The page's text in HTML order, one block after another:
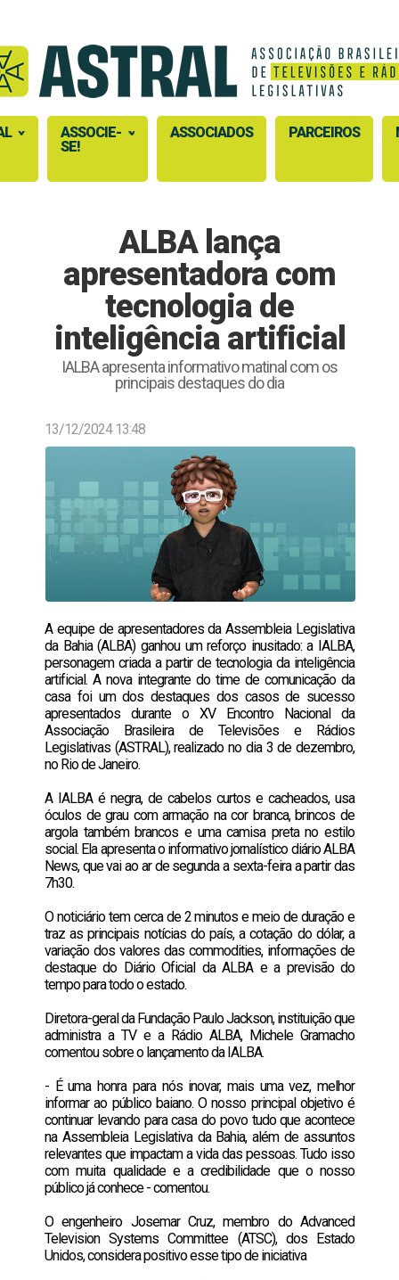
ASSOCIE-
SE!
ASSOCIADOS PARCEIROS
ALBA lança
apresentadora com
tecnologia de
inteligência artificial
IALBA apresenta informativo matinal com os
principais destaques do dia
13/12/2024 13:48
A equipe de apresentadores da Assembleia Legislativa
da Bahia (ALBA) ganhou um reforço inusitado: a IALBA,
personagem criada a partir de tecnologia da inteligência
artificial. A nova integrante do time de comunicação da
casa foi um dos destaques dos casos de sucesso
apresentados durante o XV Encontro Nacional da
Associação Brasileira de Televisões e Rádios
Legislativas (ASTRAL), realizado no dia 3 de dezembro,
no Rio de Janeiro.
A IALBA é negra, de cabelos curtos e cacheados, usa
óculos de grau com armação na cor branca, brincos de
argola também brancos e uma camisa preta no estilo
social. Ela apresenta o informativo jornalístico diário ALBA
News, que vai ao ar de segunda a sexta-feira a partir das
7h30.
O noticiário tem cerca de 2 minutos e meio de duração e
traz as principais notícias do país, a cotação do dólar, a
variação dos valores das commodities, informações de
destaque do Diário Oficial da ALBA e a previsão do
tempo para todo o estado.
Diretora-geral da Fundação Paulo Jackson, instituição que
administra a TV e a Rádio ALBA, Michele Gramacho
comentou sobre o lançamento da IALBA.
- É uma honra para nós inovar, mais uma vez, melhor
informar ao público baiano. O nosso principal objetivo é
continuar levando para casa do povo tudo que acontece
na Assembleia Legislativa da Bahia, além de assuntos
relevantes que impactam a vida das pessoas. Tudo isso
com muita qualidade e a credibilidade que o nosso
público já conhece - comentou.
O engenheiro Josemar Cruz, membro do Advanced
Television Systems Committee (ATSC), dos Estado
Unidos, considera positivo esse tipo de iniciativa